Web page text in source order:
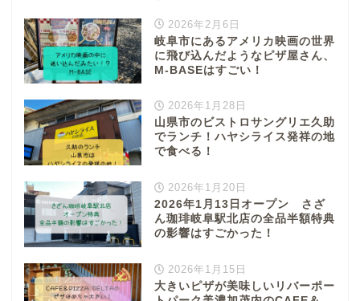
2026年2月6日
岐阜市にあるアメリカ映画の世界
に飛び込んだようなピザ屋さん、
M-BASEはすごい！
2026年1月28日
山県市のビストロサングリエ久助
でランチ！ハヤシライス発祥の地
で食べる！
2026年1月20日
2026年1月13日オープン さざ
ん珈琲岐阜駅北店の全品半額特典
の影響はすごかった！
2026年1月15日
大きいピザが美味しいリバーポー